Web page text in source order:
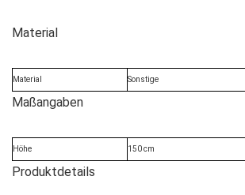
Material
Material Sonstige
Maßangaben
Höhe 150 cm
Produktdetails